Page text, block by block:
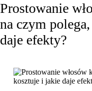
Prostowanie
na czym
daje efekty?